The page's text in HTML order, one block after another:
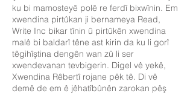
ku bi mamosteyê polê re ferdî bixwînin. Em
xwendina pirtûkan ji bernameya Read,
Write Inc bikar tînin û pirtûkên xwendina
malê bi baldarî têne ast kirin da ku li gorî
têgihîştina dengên wan zû li ser
xwendevanan tevbigerin. Digel vê yekê,
Xwendina Rêbertî rojane pêk tê. Di vê
demê de em ê jêhatîbûnên zarokan pêş